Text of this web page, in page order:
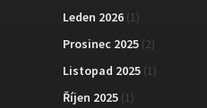
Leden 2026 (1)
Prosinec 2025 (2)
Listopad 2025 (1)
Říjen 2025 (1)